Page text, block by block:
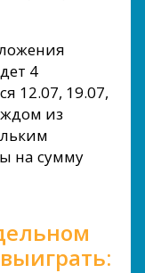
4
12.07, 19.07,
из
на сумму